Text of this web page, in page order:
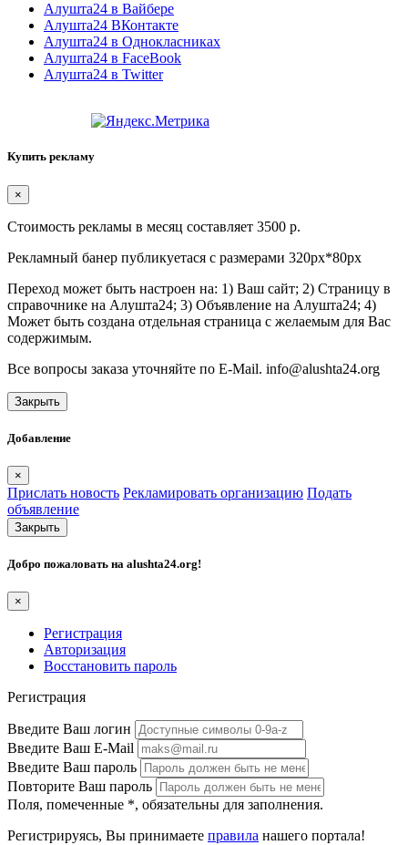
Алушта24 в Вайбере
Алушта24 ВКонтакте
Алушта24 в Однокласниках
Алушта24 в FaceBook
Алушта24 в Twitter
Купить рекламу
×
Стоимость рекламы в месяц составляет 3500 р.
Рекламный банер публикуетася с размерами 320px*80px
Переход может быть настроен на: 1) Ваш сайт; 2) Страницу в
справочнике на Алушта24; 3) Объявление на Алушта24; 4)
Может быть создана отдельная страница с желаемым для Вас
содержимым.
Все вопросы заказа уточняйте по E-Mail. info@alushta24.org
Закрыть
Добавление
×
Прислать новость Рекламировать организацию Подать
объявление
Закрыть
Добро пожаловать на alushta24.org!
×
Регистрация
Авторизация
Восстановить пароль
Регистрация
Введите Ваш логин
Введите Ваш E-Mail
Введите Ваш пароль
Повторите Ваш пароль
Поля, помеченные *, обязательны для заполнения.
Регистрируясь, Вы принимаете правила нашего портала!